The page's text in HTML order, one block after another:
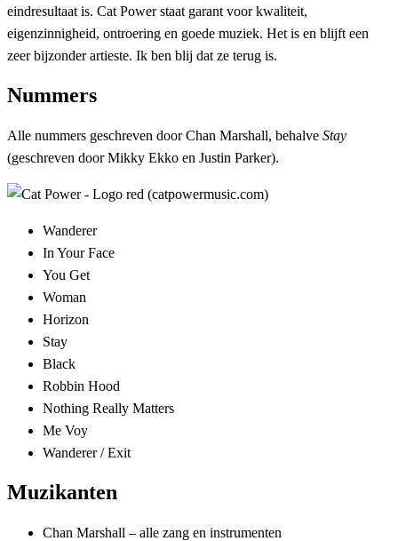
eindresultaat is. Cat Power staat garant voor kwaliteit,
eigenzinnigheid, ontroering en goede muziek. Het is en blijft een
zeer bijzonder artieste. Ik ben blij dat ze terug is.
Nummers
Alle nummers geschreven door Chan Marshall, behalve Stay
(geschreven door Mikky Ekko en Justin Parker).
Wanderer
In Your Face
You Get
Woman
Horizon
Stay
Black
Robbin Hood
Nothing Really Matters
Me Voy
Wanderer / Exit
Muzikanten
Chan Marshall – alle zang en instrumenten